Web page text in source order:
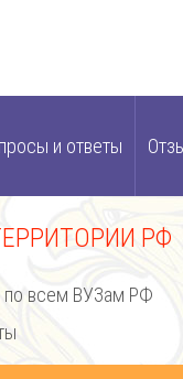
и ответы
РФ
по всем ВУЗам РФ